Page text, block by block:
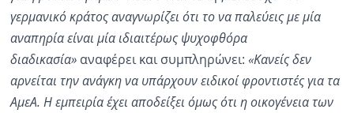
γερμανικό κράτος αναγνωρίζει ότι το να παλεύεις με μία
αναπηρία είναι μία ιδιαιτέρως ψυχοφθόρα
διαδικασία» αναφέρει και συμπληρώνει: «Κανείς δεν
αρνείται την ανάγκη να υπάρχουν ειδικοί φροντιστές για τα
ΑμεΑ. Η εμπειρία έχει αποδείξει όμως ότι η οικογένεια των